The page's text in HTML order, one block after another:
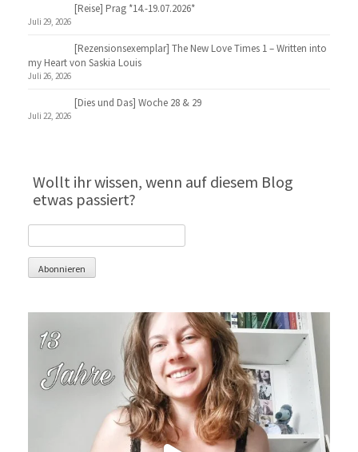
[Reise] Prag *14.-19.07.2026*
Juli 29, 2026
[Rezensionsexemplar] The New Love Times 1 – Written into
my Heart von Saskia Louis
Juli 26, 2026
[Dies und Das] Woche 28 & 29
Juli 22, 2026
Wollt ihr wissen, wenn auf diesem Blog
etwas passiert?